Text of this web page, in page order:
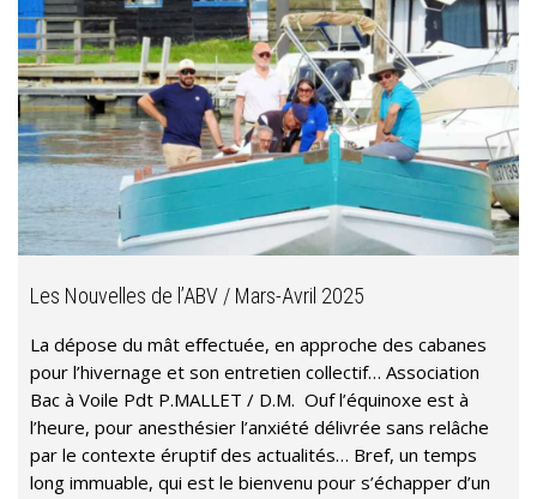
Les Nouvelles de l’ABV / Mars-Avril 2025
La dépose du mât eﬀectuée, en approche des cabanes
pour l’hivernage et son entretien collectif… Association
Bac à Voile Pdt P.MALLET / D.M. Ouf l’équinoxe est à
l’heure, pour anesthésier l’anxiété délivrée sans relâche
par le contexte éruptif des actualités… Bref, un temps
long immuable, qui est le bienvenu pour s’échapper d’un